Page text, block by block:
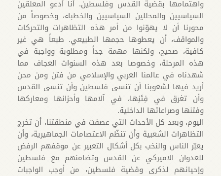
واهتمامها بقضية القدس وفلسطين. أنا أدعو المعلقين
السياسيين والمحللين السياسيين والخطباء، وخصوصاً من
محورنا أن لا يهوّنوا من أمر هذه التظاهرات والتحركات
والمواقف، أن يعطوها حجمها الطبيعي. طبعاً هي غير
كافية، صحيح، ولكنها مهمة جداً ومطلوبة وواجبة في
هذه المرحلة، وخصوصا بعد هذه السنوات العجاف مما
شهدناه في عالمنا العربي والإسلامي من فتن ومن محن
أريد فيها لشعوبنا أن تنسى فلسطين وأن تنسى القدس
وأن تغرق في فِتَنِها، في آلامها وأحزانها ومعاركها
وفتنها وصراعاتها الداخلية.
اليوم، وبعد كل الأحداث التي عصفت في منطقتنا، أن تخرج
التظاهرات الشعبية وأن تنظّم الاعتصامات الجماهيرية، وأن
يعبّر الناس والنخب بكل أشكال التعبير عن موقفهم الرفض
للعدوان الاميركي عن القدس وتضامنهم مع فلسطين
وإحيائهم لذكرى وقضية فلسطين، من أوجب الواجبات